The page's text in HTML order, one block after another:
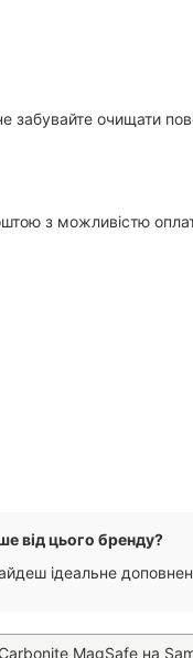
забувайте очищати
з можливістю
від цього бренду?
ідеальне
MagSafe на